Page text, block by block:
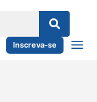
Inscreva-se